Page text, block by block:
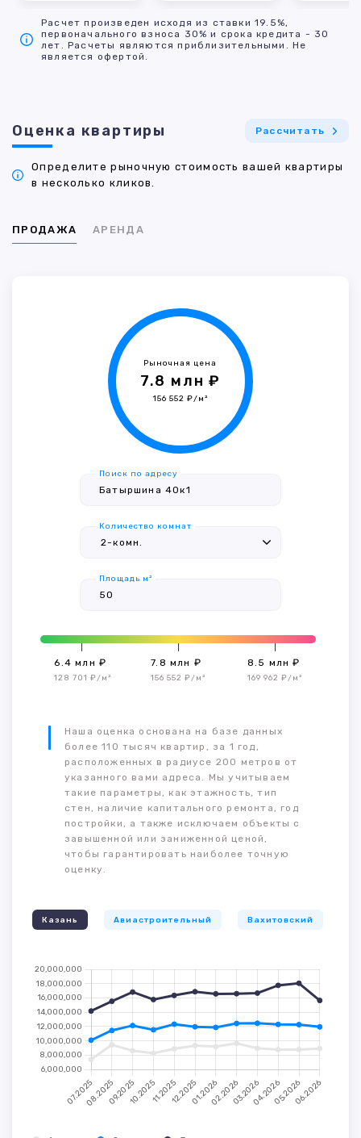
Расчет произведен исходя из ставки 19.5%,
первоначального взноса 30% и срока кредита - 30
лет. Расчеты являются приблизительными. Не
является офертой.
Оценка квартиры Рассчитать
Определите рыночную стоимость вашей квартиры
в несколько кликов.
ПРОДАЖА АРЕНДА
Рыночная цена
7.8 млн ₽
156 552 ₽/м²
Поиск по адресу
Количество комнат
Площадь м²
6.4 млн ₽
128 701 ₽/м²
7.8 млн ₽
156 552 ₽/м²
8.5 млн ₽
169 962 ₽/м²
Наша оценка основана на базе данных
более 110 тысяч квартир, за 1 год,
расположенных в радиусе 200 метров от
указанного вами адреса. Мы учитываем
такие параметры, как этажность, тип
стен, наличие капитального ремонта, год
постройки, а также исключаем объекты с
завышенной или заниженной ценой,
чтобы гарантировать наиболее точную
оценку.
Казань Авиастроительный Вахитовский